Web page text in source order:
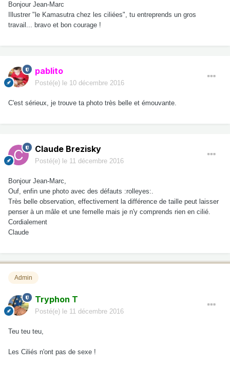
Bonjour Jean-Marc
Illustrer "le Kamasutra chez les ciliées", tu entreprends un gros
travail... bravo et bon courage !
pablito
Posté(e) le 10 décembre 2016
C'est sérieux, je trouve ta photo très belle et émouvante.
Claude Brezisky
Posté(e) le 11 décembre 2016
Bonjour Jean-Marc,
Ouf, enfin une photo avec des défauts :rolleyes:.
Très belle observation, effectivement la différence de taille peut laisser
penser à un mâle et une femelle mais je n'y comprends rien en cilié.
Cordialement
Claude
Admin
Tryphon T
Posté(e) le 11 décembre 2016
Teu teu teu,
Les Ciliés n'ont pas de sexe !